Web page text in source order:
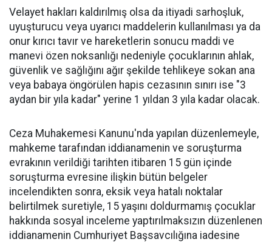
Velayet hakları kaldırılmış olsa da itiyadi sarhoşluk,
uyuşturucu veya uyarıcı maddelerin kullanılması ya da
onur kırıcı tavır ve hareketlerin sonucu maddi ve
manevi özen noksanlığı nedeniyle çocuklarının ahlak,
güvenlik ve sağlığını ağır şekilde tehlikeye sokan ana
veya babaya öngörülen hapis cezasının sınırı ise "3
aydan bir yıla kadar" yerine 1 yıldan 3 yıla kadar olacak.
Ceza Muhakemesi Kanunu'nda yapılan düzenlemeyle,
mahkeme tarafından iddianamenin ve soruşturma
evrakının verildiği tarihten itibaren 15 gün içinde
soruşturma evresine ilişkin bütün belgeler
incelendikten sonra, eksik veya hatalı noktalar
belirtilmek suretiyle, 15 yaşını doldurmamış çocuklar
hakkında sosyal inceleme yaptırılmaksızın düzenlenen
iddianamenin Cumhuriyet Başsavcılığına iadesine